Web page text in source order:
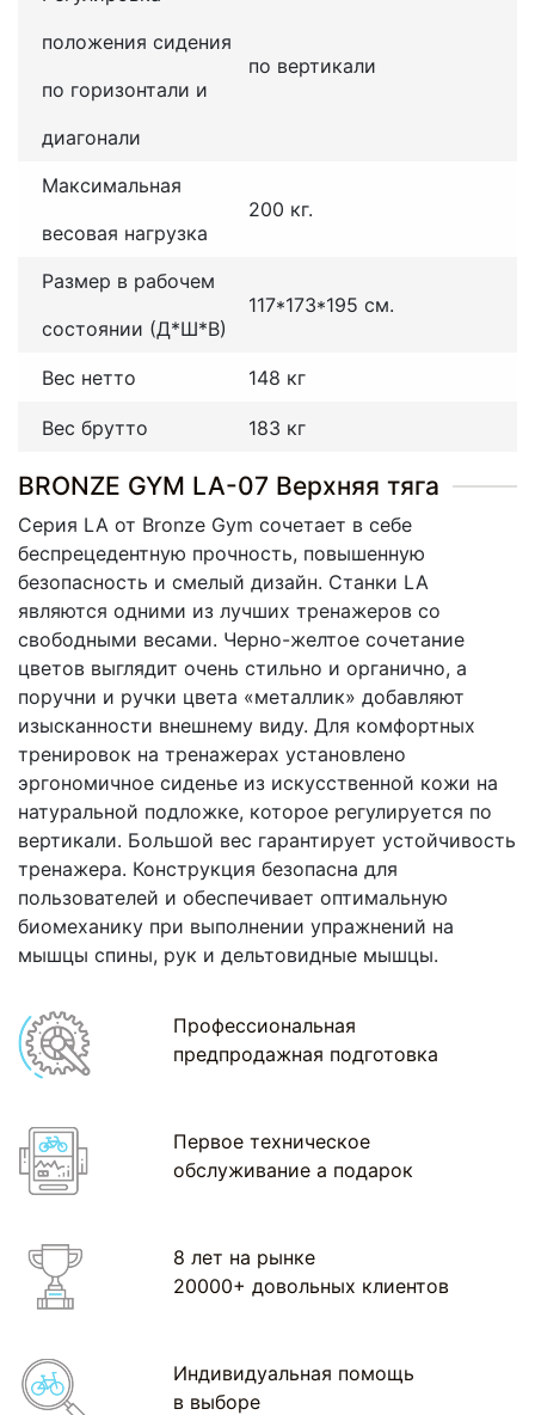
положения сидения
по горизонтали и
диагонали
по вертикали
Максимальная
весовая нагрузка
200 кг.
Размер в рабочем
состоянии (Д*Ш*В)
117*173*195 см.
Вес нетто 148 кг
Вес брутто 183 кг
BRONZE GYM LA-07 Верхняя тяга
Серия LA от Bronze Gym сочетает в себе
беспрецедентную прочность, повышенную
безопасность и смелый дизайн. Станки LA
являются одними из лучших тренажеров со
свободными весами. Черно-желтое сочетание
цветов выглядит очень стильно и органично, а
поручни и ручки цвета «металлик» добавляют
изысканности внешнему виду. Для комфортных
тренировок на тренажерах установлено
эргономичное сиденье из искусственной кожи на
натуральной подложке, которое регулируется по
вертикали. Большой вес гарантирует устойчивость
тренажера. Конструкция безопасна для
пользователей и обеспечивает оптимальную
биомеханику при выполнении упражнений на
мышцы спины, рук и дельтовидные мышцы.
Профессиональная
предпродажная подготовка
Первое техническое
обслуживание а подарок
8 лет на рынке
20000+ довольных клиентов
Индивидуальная помощь
в выборе